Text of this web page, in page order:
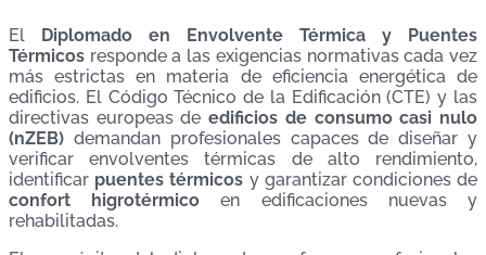
El Diplomado en Envolvente Térmica y Puentes
Térmicos responde a las exigencias normativas cada vez
más estrictas en materia de eficiencia energética de
edificios. El Código Técnico de la Edificación (CTE) y las
directivas europeas deedificios de consumo casi nulo
(nZEB) demandan profesionales capaces de diseñar y
verificar envolventes térmicas de alto rendimiento,
identificar puentes térmicos y garantizar condiciones de
confort higrotérmico en edificaciones nuevas y
rehabilitadas.